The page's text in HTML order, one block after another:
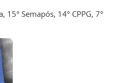
15° Semapós, 14° CPPG, 7°